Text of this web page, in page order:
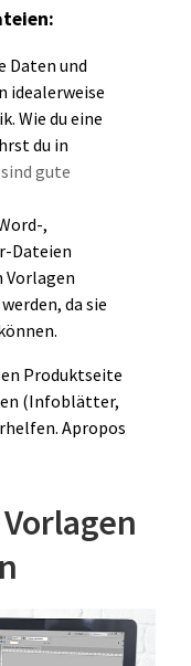
Daten und
idealerweise
Wie du eine
du in
gute
,
Dateien
Vorlagen
da sie
Produktseite
(Infoblätter,
Apropos